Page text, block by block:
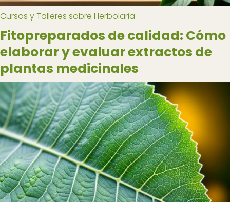
Cursos y Talleres sobre Herbolaria
Fitopreparados de calidad: Cómo
elaborar y evaluar extractos de
plantas medicinales